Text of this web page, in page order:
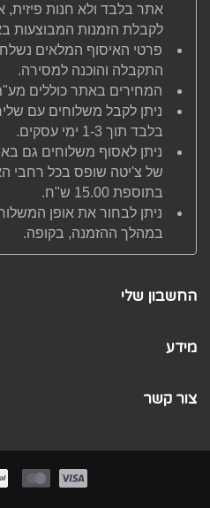
אתר בלבד ולא חנות פיזית,
לקבלת הזמנות המבוצעות
פרטי האיסוף המלאים
התקבלה והוכנה למסירה.
המחירים באתר כוללים
בלבד תוך 1-3 ימי עסקים.
בתוספת 15.00 ש"ח.
ניתן לבחור את אופן
במהלך ההזמנה, בקופה.
החשבון שלי
מידע
צור קשר